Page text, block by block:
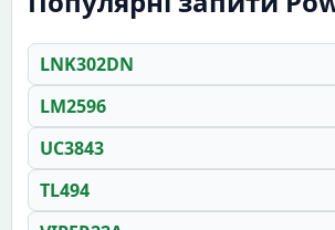
LNK302DN
LM2596
UC3843
TL494